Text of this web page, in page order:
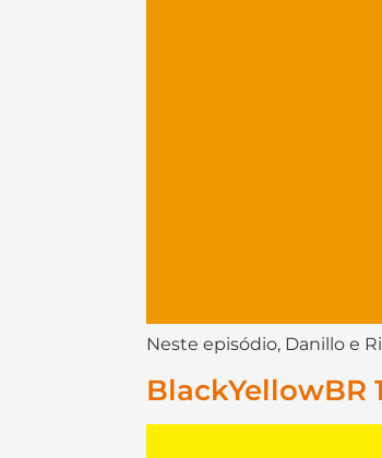
Neste episódio, Danillo e
BlackYellowBR